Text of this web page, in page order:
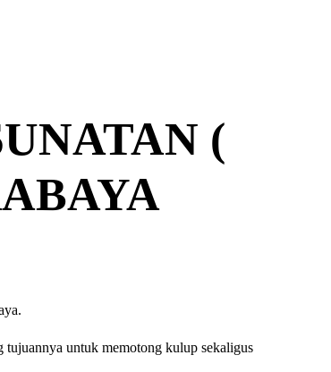
(
tujuannya untuk memotong kulup sekaligus